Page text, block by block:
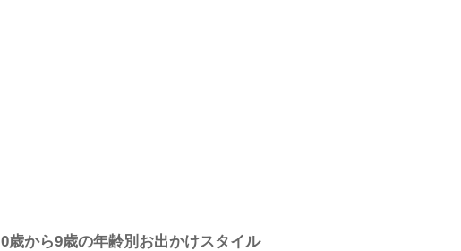
0歳から9歳の年齢別お出かけスタイル